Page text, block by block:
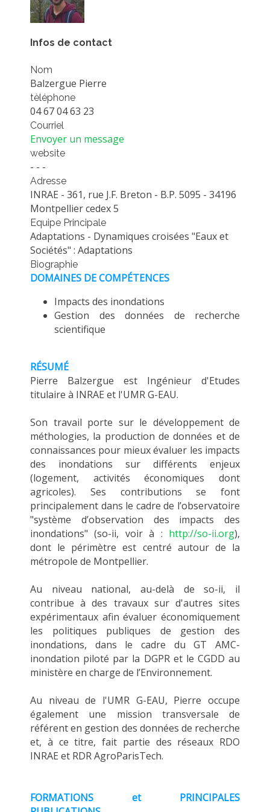
PLATEFORMES EXPÉRIMENTALES
PROJETS TERMINÉS
NOS RÉSEAUX SCIENTIFIQUES ET TECHNIQUES
SÉMINAIRES RÉGULIERS
FORMATION
MASTER
INGÉNIEUR
FORMATION CONTINUE
FORMATION DOCTORALE
THÈSES EN COURS
MOOC
PRODUCTION
MÉTHODES ET OUTILS
LOGICIELS
PUBLICATIONS SUR HAL
THÈSES
WORKING PAPERS
NOS TRAVAUX EN VIDÉO
Infos de contact
Nom
Balzergue Pierre
tèléphone
04 67 04 63 23
Courriel
Envoyer un message
website
- - -
Adresse
INRAE - 361, rue J.F. Breton - B.P. 5095 - 34196
Montpellier cedex 5
Equipe Principale
Adaptations - Dynamiques croisées "Eaux et
Sociétés" : Adaptations
Biographie
DOMAINES DE COMPÉTENCES
Impacts des inondations
Gestion des données de recherche
scientifique
RÉSUMÉ
Pierre Balzergue est Ingénieur d'Etudes
titulaire à INRAE et l'UMR G-EAU.
Son travail porte sur le développement de
méthologies, la production de données et de
connaissances pour mieux évaluer les impacts
des inondations sur différents enjeux
(logement, activités économiques dont
agricoles). Ses contributions se font
principalement dans le cadre de l’observatoire
"système d’observation des impacts des
inondations" (so-ii, voir à : http://so-ii.org),
dont le périmètre est centré autour de la
métropole de Montpellier.
Au niveau national, au-delà de so-ii, il
contribue à des travaux sur d'autres sites
expérimentaux afin évaluer économiquement
les politiques publiques de gestion des
inondations, dans le cadre du GT AMC-
inondation piloté par la DGPR et le CGDD au
ministère en charge de l’Environnement.
Au niveau de l'UMR G-EAU, Pierre occupe
également une mission transversale de
référent en gestion des données de recherche
et, à ce titre, fait partie des réseaux RDO
INRAE et RDR AgroParisTech.
FORMATIONS et PRINCIPALES